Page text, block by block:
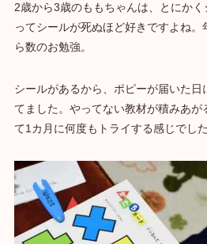
2歳から3歳のももちゃんは、とにか
ってシールが死ぬほど好きですよね
ら数のお勉強。
シールがあるから、ポピーが届いた日
てました。やってない教材が積みあが
て1カ月に何度もトライする感じでした